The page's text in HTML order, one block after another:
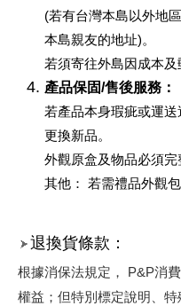
(若有台灣本島以外地
本島親友的地址)。
若須寄往外島因成本
產品保固/售後服務：
若產品本身瑕疵或運
更換新品。
外觀原盒及物品必須完
其他： 若需禮品外觀
退換貨條款：
根據消保法規定， P&P消
權益；但特別標定說明、